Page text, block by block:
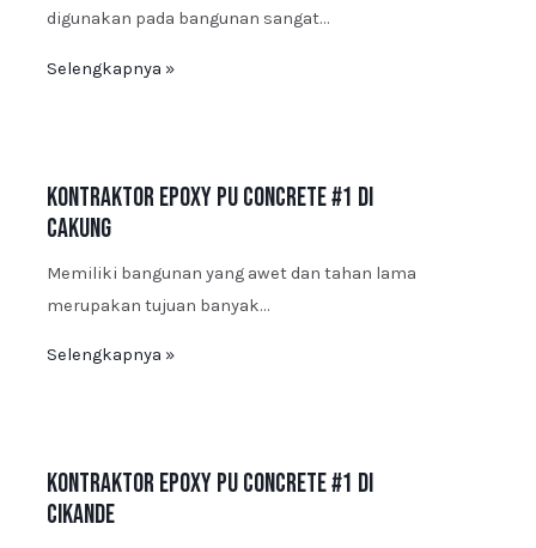
digunakan pada bangunan sangat…
Selengkapnya »
Kontraktor Epoxy PU Concrete #1 di
Cakung
Memiliki bangunan yang awet dan tahan lama
merupakan tujuan banyak…
Selengkapnya »
Kontraktor Epoxy PU Concrete #1 di
Cikande